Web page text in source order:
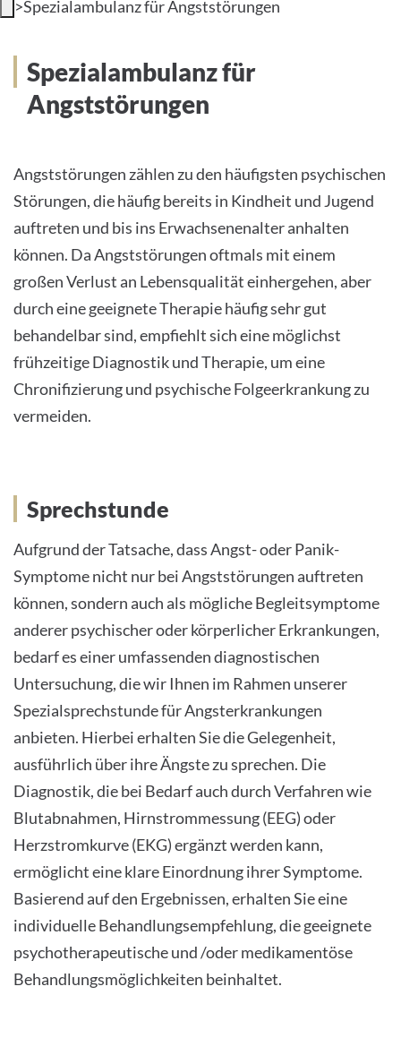
PRESSE
LEICHTE SPRACHE
Deutsch
Impressum
Datenschutz
>Spezialambulanz für Angststörungen
Spezialambulanz für
Angststörungen
Angststörungen zählen zu den häufigsten psychischen
Störungen, die häufig bereits in Kindheit und Jugend
auftreten und bis ins Erwachsenenalter anhalten
können. Da Angststörungen oftmals mit einem
großen Verlust an Lebensqualität einhergehen, aber
durch eine geeignete Therapie häufig sehr gut
behandelbar sind, empfiehlt sich eine möglichst
frühzeitige Diagnostik und Therapie, um eine
Chronifizierung und psychische Folgeerkrankung zu
vermeiden.
Sprechstunde
Aufgrund der Tatsache, dass Angst- oder Panik-
Symptome nicht nur bei Angststörungen auftreten
können, sondern auch als mögliche Begleitsymptome
anderer psychischer oder körperlicher Erkrankungen,
bedarf es einer umfassenden diagnostischen
Untersuchung, die wir Ihnen im Rahmen unserer
Spezialsprechstunde für Angsterkrankungen
anbieten. Hierbei erhalten Sie die Gelegenheit,
ausführlich über ihre Ängste zu sprechen. Die
Diagnostik, die bei Bedarf auch durch Verfahren wie
Blutabnahmen, Hirnstrommessung (EEG) oder
Herzstromkurve (EKG) ergänzt werden kann,
ermöglicht eine klare Einordnung ihrer Symptome.
Basierend auf den Ergebnissen, erhalten Sie eine
individuelle Behandlungsempfehlung, die geeignete
psychotherapeutische und /oder medikamentöse
Behandlungsmöglichkeiten beinhaltet.